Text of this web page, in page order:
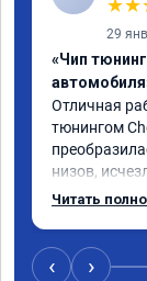
29
«Чип
Отличная
тюнингом
низов,
Расход в
всем, кто
Читать
‹ ›